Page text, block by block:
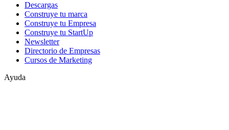
Descargas
Construye tu marca
Construye tu Empresa
Construye tu StartUp
Newsletter
Directorio de Empresas
Cursos de Marketing
Ayuda